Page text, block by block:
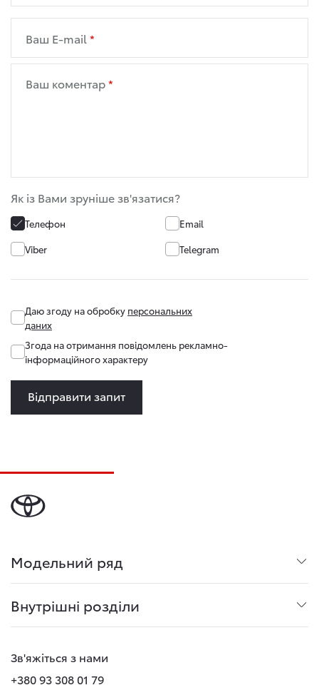
Ваш E-mail
Ваш коментар
Як із Вами зруніше зв'язатися?
Телефон
Email
Viber
Telegram
Даю згоду на обробку персональних
даних
Згода на отримання повідомлень рекламно-
інформаційного характеру
Відправити запит
Модельний ряд
Внутрішні розділи
Зв'яжіться з нами
+380 93 308 01 79